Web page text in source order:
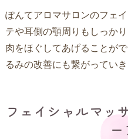
ぽんてアロマサロンのフェ
テや耳側の顎周りもしっか
肉をほぐしてあげることが
るみの改善にも繋がっていき
フェイシャルマッ